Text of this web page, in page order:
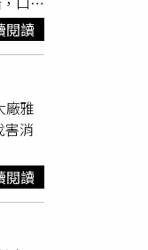
處理
更泛
赤膊
地
體
，作
死
本
手捧
能介
子
證，
民眾
今
者
下
是
管
風
掩
閱讀
廠雅
害消
閱讀